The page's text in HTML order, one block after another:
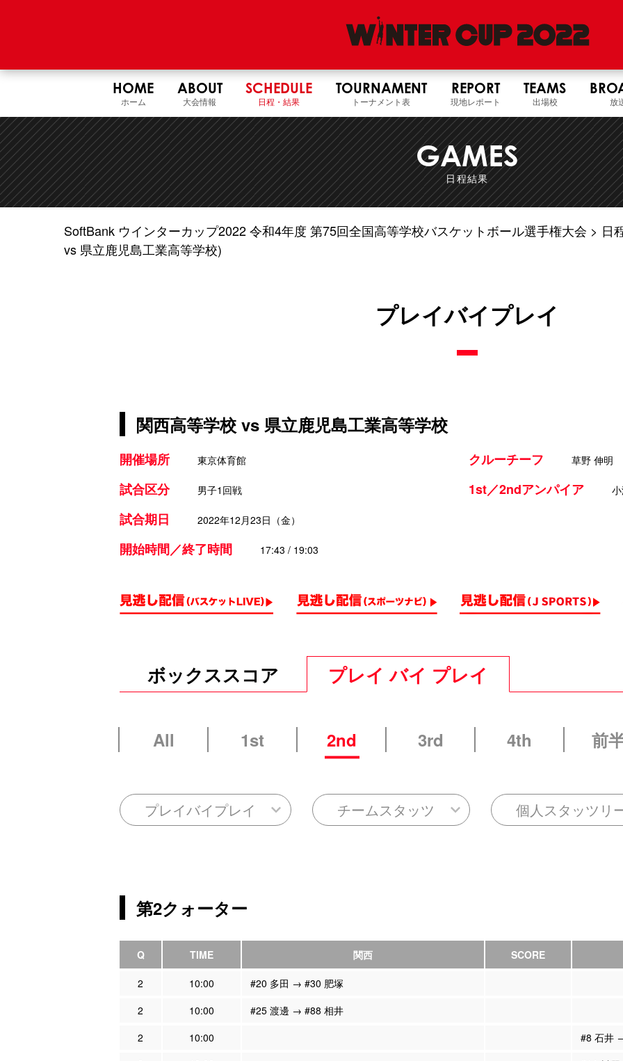
HOME
ホーム
ABOUT
大会情報
SCHEDULE
日程・結果
TOURNAMENT
トーナメント表
REPORT
現地レポート
TEAMS
出場校 放
GAMES
日程結果
SoftBank ウインターカップ2022 令和4年度 第75回全国高等学校バスケットボール選手権大会 日
vs 県立鹿児島工業高等学校)
プレイバイプレイ
関西高等学校 vs 県立鹿児島工業高等学校
開催場所 東京体育館
試合区分 男子1回戦
試合期日 2022年12月23日（金）
開始時間／終了時間 17:43 / 19:03
クルーチーフ 草野 伸明
1st／2ndアンパイア
ボックススコア プレイ バイ プレイ
All 1st 2nd 3rd 4th 前
プレイバイプレイ チームスタッツ 個人スタッツリ
第2クォーター
Q TIME 関西 SCORE
2 10:00
#20 多田 → #30 肥塚
2
10:00
#25 渡邊 → #88 相井
2
10:00
#8 石井